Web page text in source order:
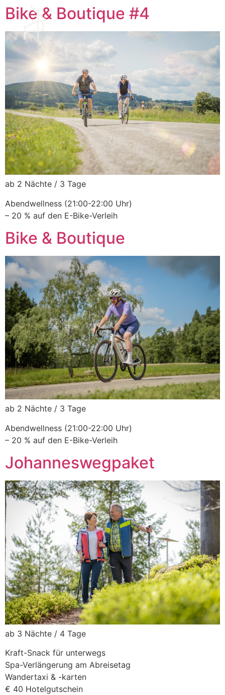
Bike & Boutique #4
ab 2 Nächte / 3 Tage
Abendwellness (21:00-22:00 Uhr)
– 20 % auf den E-Bike-Verleih
Bike & Boutique
ab 2 Nächte / 3 Tage
Abendwellness (21:00-22:00 Uhr)
– 20 % auf den E-Bike-Verleih
Johanneswegpaket
ab 3 Nächte / 4 Tage
Kraft-Snack für unterwegs
Spa-Verlängerung am Abreisetag
Wandertaxi & -karten
€ 40 Hotelgutschein